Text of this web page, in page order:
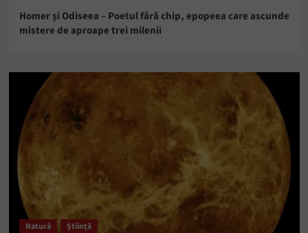
Homer și Odiseea – Poetul fără chip, epopeea care ascunde
mistere de aproape trei milenii
Natură Știință